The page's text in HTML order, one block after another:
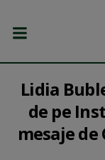
Lidia
de pe
mesaje de